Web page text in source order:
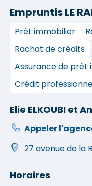
Empruntis LE
Prêt immobilier
Rachat de crédits
Assurance de prêt
Crédit
Elie ELKOUBI et
Appeler
27 avenue de la
Horaires